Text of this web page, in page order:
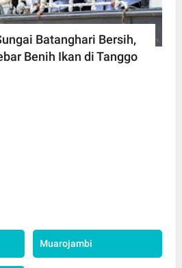
Batanghari Bersih,
Benih Ikan di Tanggo
Muarojambi